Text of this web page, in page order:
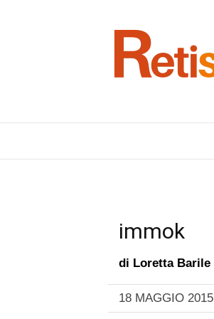
immok
di Loretta Barile
18 MAGGIO 2015